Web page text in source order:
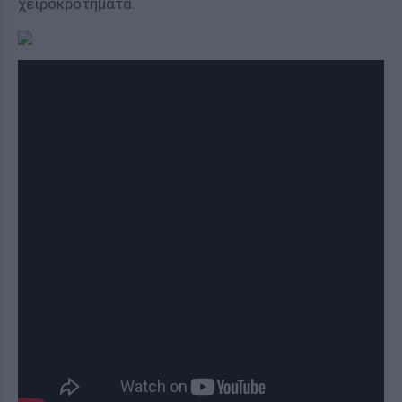
χειροκροτήματα.